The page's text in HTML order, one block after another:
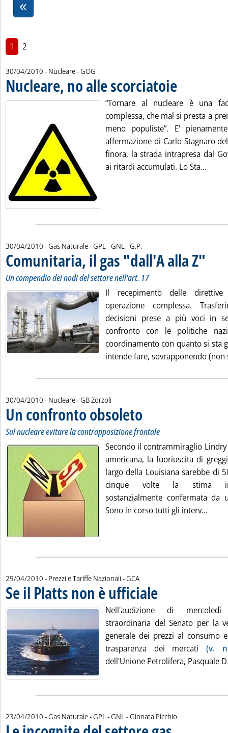
1 2
30/04/2010 - Nucleare -di:
GOG
Nucleare, no alle scorciatoie
“Tornare al nucleare è una
complessa, che mal si presta a
meno populiste”. E'
affermazione di Carlo Stagnaro
finora, la strada intrapresa dal
ai ritardi accumulati. Lo Sta...
30/04/2010 - Gas Naturale - GPL - GNL -di:
G.P.
Comunitaria, il gas "dall'A alla Z"
Un compendio dei nodi del settore nell'art. 17
Il recepimento delle
operazione complessa.
decisioni prese a più voci in
confronto con le politiche
coordinamento con quanto si sta
intende fare, sovrapponendo (non
30/04/2010 - Nucleare -di:
GB Zorzoli
Un confronto obsoleto
Sul nucleare evitare la contrapposizione frontale
Secondo il contrammiraglio
americana, la fuoriuscita di
largo della Louisiana sarebbe di
cinque volte la stima
sostanzialmente confermata da
Sono in corso tutti gli interv...
29/04/2010 - Prezzi e Tariffe Nazionali -di:
GCA
Se il Platts non è ufficiale
Nell'audizione di
straordinaria del Senato per la
generale dei prezzi al consumo
trasparenza dei mercati (v.
dell'Unione Petrolifera, Pasquale
23/04/2010 - Gas Naturale - GPL - GNL -di:
Gionata Picchio